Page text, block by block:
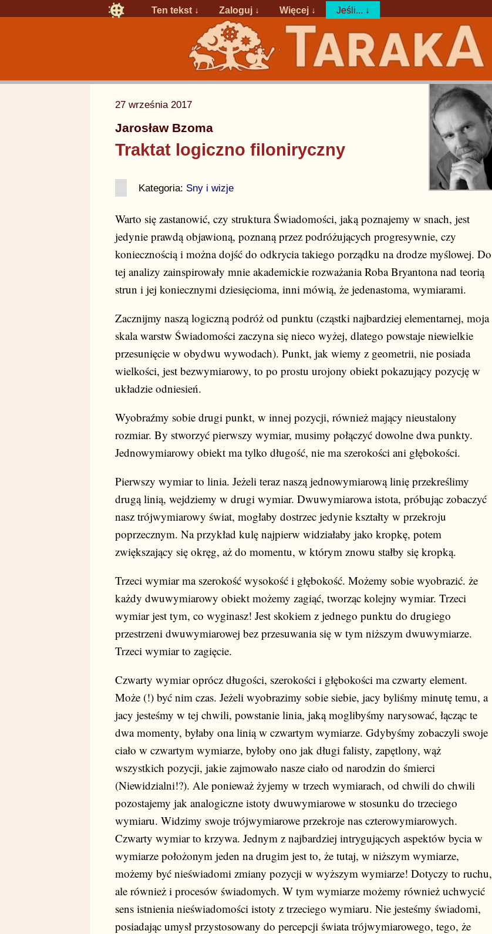
Ten tekst ↓ Zaloguj ↓ Więcej ↓ Jeśli... ↓
27 września 2017
Jarosław Bzoma
Traktat logiczno filoniryczny
Kategoria: Sny i wizje
Warto się zastanowić, czy struktura Świadomości, jaką poznajemy w snach, jest
jedynie prawdą objawioną, poznaną przez podróżujących progresywnie, czy
koniecznością i można dojść do odkrycia takiego porządku na drodze myślowej. Do
tej analizy zainspirowały mnie akademickie rozważania Roba Bryantona nad teorią
strun i jej koniecznymi dziesięcioma, inni mówią, że jedenastoma, wymiarami.
Zacznijmy naszą logiczną podróż od punktu (cząstki najbardziej elementarnej, moja
skala warstw Świadomości zaczyna się nieco wyżej, dlatego powstaje niewielkie
przesunięcie w obydwu wywodach). Punkt, jak wiemy z geometrii, nie posiada
wielkości, jest bezwymiarowy, to po prostu urojony obiekt pokazujący pozycję w
układzie odniesień.
Wyobraźmy sobie drugi punkt, w innej pozycji, również mający nieustalony
rozmiar. By stworzyć pierwszy wymiar, musimy połączyć dowolne dwa punkty.
Jednowymiarowy obiekt ma tylko długość, nie ma szerokości ani głębokości.
Pierwszy wymiar to linia. Jeżeli teraz naszą jednowymiarową linię przekreślimy
drugą linią, wejdziemy w drugi wymiar. Dwuwymiarowa istota, próbując zobaczyć
nasz trójwymiarowy świat, mogłaby dostrzec jedynie kształty w przekroju
poprzecznym. Na przykład kulę najpierw widziałaby jako kropkę, potem
zwiększający się okręg, aż do momentu, w którym znowu stałby się kropką.
Trzeci wymiar ma szerokość wysokość i głębokość. Możemy sobie wyobrazić. że
każdy dwuwymiarowy obiekt możemy zagiąć, tworząc kolejny wymiar. Trzeci
wymiar jest tym, co wyginasz! Jest skokiem z jednego punktu do drugiego
przestrzeni dwuwymiarowej bez przesuwania się w tym niższym dwuwymiarze.
Trzeci wymiar to zagięcie.
Czwarty wymiar oprócz długości, szerokości i głębokości ma czwarty element.
Może (!) być nim czas. Jeżeli wyobrazimy sobie siebie, jacy byliśmy minutę temu, a
jacy jesteśmy w tej chwili, powstanie linia, jaką moglibyśmy narysować, łącząc te
dwa momenty, byłaby ona linią w czwartym wymiarze. Gdybyśmy zobaczyli swoje
ciało w czwartym wymiarze, byłoby ono jak długi falisty, zapętlony, wąż
wszystkich pozycji, jakie zajmowało nasze ciało od narodzin do śmierci
(Niewidzialni!?). Ale ponieważ żyjemy w trzech wymiarach, od chwili do chwili
pozostajemy jak analogiczne istoty dwuwymiarowe w stosunku do trzeciego
wymiaru. Widzimy swoje trójwymiarowe przekroje nas czterowymiarowych.
Czwarty wymiar to krzywa. Jednym z najbardziej intrygujących aspektów bycia w
wymiarze położonym jeden na drugim jest to, że tutaj, w niższym wymiarze,
możemy być nieświadomi zmiany pozycji w wyższym wymiarze! Dotyczy to ruchu,
ale również i procesów świadomych. W tym wymiarze możemy również uchwycić
sens istnienia nieświadomości istoty z trzeciego wymiaru. Nie jesteśmy świadomi,
posiadając umysł przystosowany do percepcji świata trójwymiarowego, tego, że